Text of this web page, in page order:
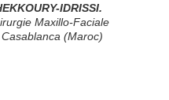
IDRISSI.
Maxillo-Faciale
(Maroc)